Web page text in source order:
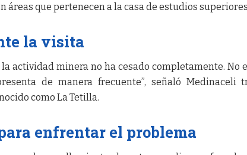
que pertenecen a la casa de estudios
la visita
actividad minera no ha cesado completamente. No
de manera frecuente”, señaló Medinaceli
como La Tetilla.
enfrentar el problema